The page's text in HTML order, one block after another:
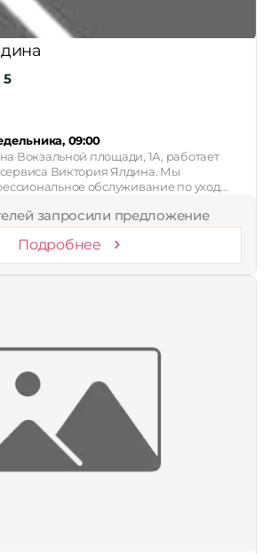
5
09:00
Вокзальной площади, 1А, работает
сервиса Виктория Ялдина. Мы
обслуживание по уход…
запросили предложение
Подробнее